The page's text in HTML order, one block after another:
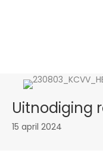
Uitnodiging
15 april 2024